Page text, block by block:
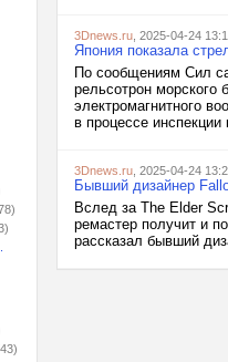
3Dnews.ru , 2025-04-24
Япония показала
По сообщениям Сил
рельсотрон морского
электромагнитного
в процессе
3Dnews.ru , 2025-04-24
Бывший дизайнер
Вслед за The Elder
ремастер получит и
рассказал бывший